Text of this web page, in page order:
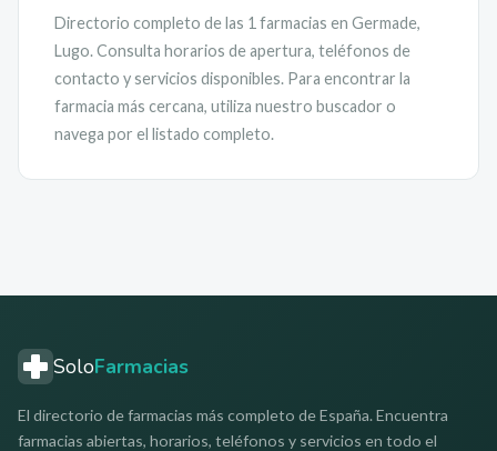
Directorio completo de las 1 farmacias en Germade,
Lugo. Consulta horarios de apertura, teléfonos de
contacto y servicios disponibles. Para encontrar la
farmacia más cercana, utiliza nuestro buscador o
navega por el listado completo.
SoloFarmacias
El directorio de farmacias más completo de España. Encuentra
farmacias abiertas, horarios, teléfonos y servicios en todo el